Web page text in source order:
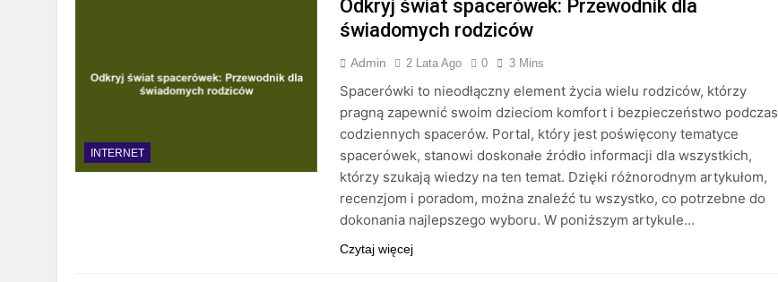
INTERNET
Odkryj świat spacerówek: Przewodnik dla
świadomych rodziców
Admin 2 Lata Ago 0 3 Mins
Spacerówki to nieodłączny element życia wielu rodziców, którzy
pragną zapewnić swoim dzieciom komfort i bezpieczeństwo podczas
codziennych spacerów. Portal, który jest poświęcony tematyce
spacerówek, stanowi doskonałe źródło informacji dla wszystkich,
którzy szukają wiedzy na ten temat. Dzięki różnorodnym artykułom,
recenzjom i poradom, można znaleźć tu wszystko, co potrzebne do
dokonania najlepszego wyboru. W poniższym artykule…
Czytaj więcej